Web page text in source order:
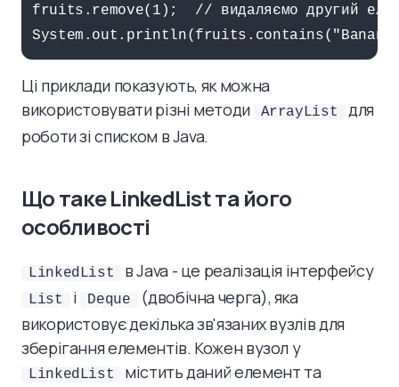
fruits.remove(1);  // видаляємо другий
Ці приклади показують, як можна
використовувати різні методи
ArrayList
для
роботи зі списком в Java.
Що таке LinkedList та його
особливості
LinkedList в Java - це реалізація інтерфейсу
List і Deque
(двобічна черга), яка
використовує декілька зв'язаних вузлів для
зберігання елементів. Кожен вузол у
LinkedList
містить даний елемент та